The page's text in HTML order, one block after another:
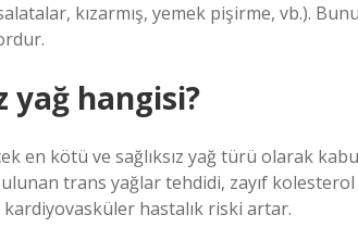
kızarmış, yemek pişirme, vb.).
yağ hangisi?
en kötü ve sağlıksız yağ türü olarak
trans yağlar tehdidi, zayıf
hastalık riski artar.